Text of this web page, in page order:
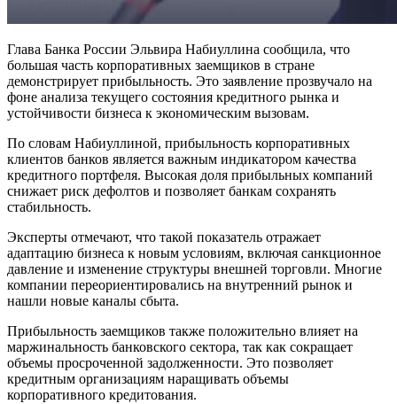
Глава Банка России Эльвира Набиуллина сообщила, что
большая часть корпоративных заемщиков в стране
демонстрирует прибыльность. Это заявление прозвучало на
фоне анализа текущего состояния кредитного рынка и
устойчивости бизнеса к экономическим вызовам.
По словам Набиуллиной, прибыльность корпоративных
клиентов банков является важным индикатором качества
кредитного портфеля. Высокая доля прибыльных компаний
снижает риск дефолтов и позволяет банкам сохранять
стабильность.
Эксперты отмечают, что такой показатель отражает
адаптацию бизнеса к новым условиям, включая санкционное
давление и изменение структуры внешней торговли. Многие
компании переориентировались на внутренний рынок и
нашли новые каналы сбыта.
Прибыльность заемщиков также положительно влияет на
маржинальность банковского сектора, так как сокращает
объемы просроченной задолженности. Это позволяет
кредитным организациям наращивать объемы
корпоративного кредитования.